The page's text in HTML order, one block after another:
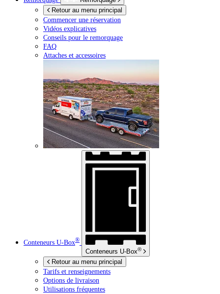
Retour au menu principal
Commencer une réservation
Vidéos explicatives
Conseils pour le remorquage
FAQ
Attaches et accessoires
Conteneurs U-Box®
Conteneurs U-Box®
Retour au menu principal
Tarifs et renseignements
Options de livraison
Utilisations fréquentes